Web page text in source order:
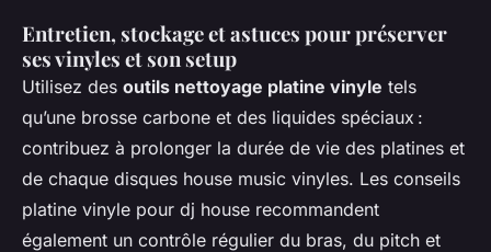
Entretien, stockage et astuces pour préserver
ses vinyles et son setup
Utilisez des outils nettoyage platine vinyle tels
qu’une brosse carbone et des liquides spéciaux :
contribuez à prolonger la durée de vie des platines et
de chaque disques house music vinyles. Les conseils
platine vinyle pour dj house recommandent
également un contrôle régulier du bras, du pitch et